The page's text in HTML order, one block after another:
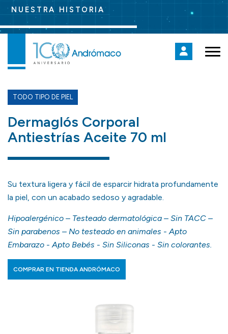
NUESTRA HISTORIA
TODO TIPO DE PIEL
Dermaglós Corporal
Antiestrías Aceite 70 ml
Su textura ligera y fácil de esparcir hidrata profundamente
la piel, con un acabado sedoso y agradable.
Hipoalergénico – Testeado dermatológica – Sin TACC –
Sin parabenos – No testeado en animales - Apto
Embarazo - Apto Bebés - Sin Siliconas - Sin colorantes.
COMPRAR EN TIENDA ANDRÓMACO